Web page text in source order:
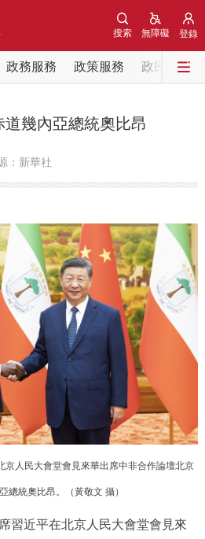
登錄
無障礙
搜索
政務服務 政策服務 政民互動
機構職能 政策服務
政策解讀 回應關切
專題公開
利企服務 投資項目
道幾內亞總統奧比昂
：新華社
京人民大會堂會見來華出席中非合作論壇北京
總統奧比昂。（黃敬文 攝）
近平在北京人民大會堂會見來